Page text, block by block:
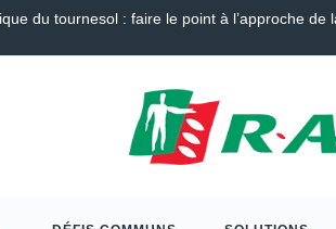
du tournesol : faire le point à l’approche de